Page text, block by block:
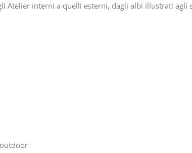
interni a quelli esterni, dagli albi illustrati agli